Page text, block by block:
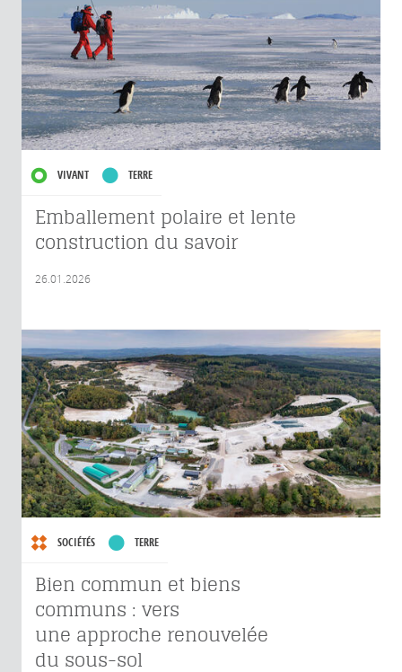
VIVANT TERRE
Emballement polaire et lente
construction du savoir
26.01.2026
SOCIÉTÉS TERRE
Bien commun et biens
communs : vers
une approche renouvelée
du sous-sol